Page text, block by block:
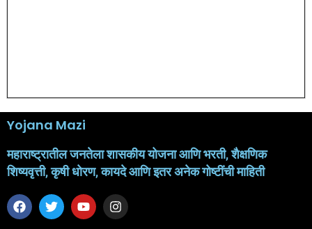
Yojana Mazi
महाराष्ट्रातील जनतेला शासकीय योजना आणि भरती, शैक्षणिक
शिष्यवृत्ती, कृषी धोरण, कायदे आणि इतर अनेक गोष्टींची माहिती